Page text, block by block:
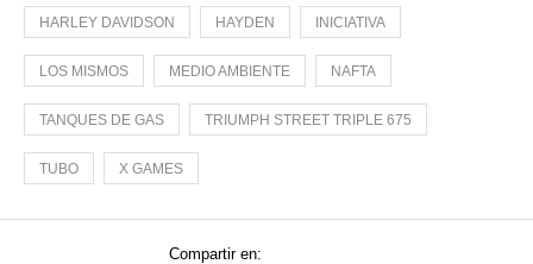
HARLEY DAVIDSON HAYDEN INICIATIVA
LOS MISMOS MEDIO AMBIENTE NAFTA
TANQUES DE GAS TRIUMPH STREET TRIPLE 675
TUBO X GAMES
Compartir en: